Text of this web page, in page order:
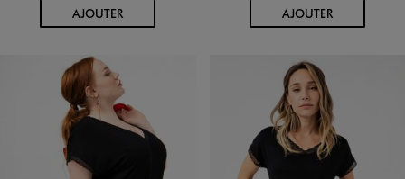
AJOUTERAU PANIER AJOUTERAU PANIER